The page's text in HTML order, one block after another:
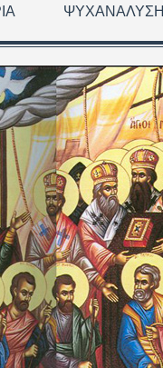
ΨΥΧΑΝΆΛΥΣΗ